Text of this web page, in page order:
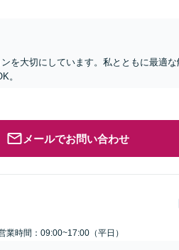
を大切にしています。私とともに最適な
。
メールでお問い合わせ
業時間：09:00~17:00（平日）